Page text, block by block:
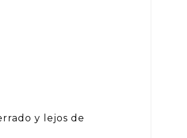
y lejos de